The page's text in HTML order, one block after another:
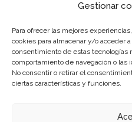
Gestionar
Para ofrecer las mejores
cookies para almacenar y/o acceder
consentimiento de estas tecnologías
comportamiento de navegación o
No consentir o retirar el
ciertas características y funciones.
La gestión de la DOP
Regulador es financiada,